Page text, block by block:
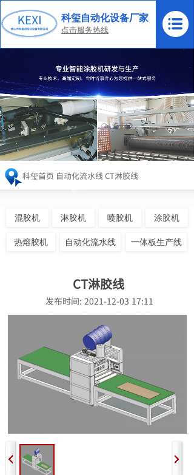
点击服务热线
科玺自动化设备厂家
科玺首页 自动化流水线CT淋胶线
CT淋胶线
发布时间: 2021-12-03 17:11
自动化流水线
喷胶机
热熔胶机
混胶机 涂胶机
一体板生产线
淋胶机